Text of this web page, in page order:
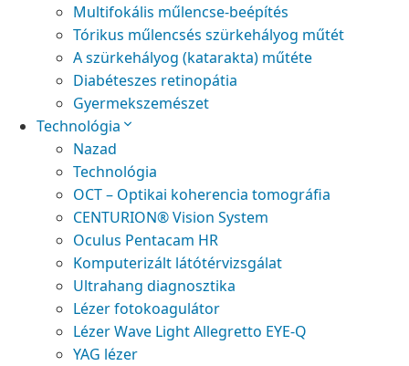
Multifokális műlencse-beépítés
Tórikus műlencsés szürkehályog műtét
A szürkehályog (katarakta) műtéte
Diabéteszes retinopátia
Gyermekszemészet
Technológia
Nazad
Technológia
OCT – Optikai koherencia tomográfia
CENTURION® Vision System
Oculus Pentacam HR
Komputerizált látótérvizsgálat
Ultrahang diagnosztika
Lézer fotokoagulátor
Lézer Wave Light Allegretto EYE-Q
YAG lézer